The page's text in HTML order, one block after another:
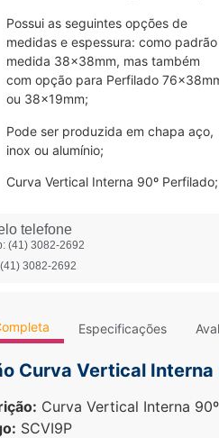
Possui as seguintes opções de
medidas e espessura: como padrão
medida 38x38mm, mas também
com opção para Perfilado
ou 38x19mm;
Pode ser produzida em chapa aço,
inox ou alumínio;
Curva Vertical Interna 90º Perfilado;
telefone
(41) 3082-2692
3082-2692
Especificações
Curva Vertical
Curva Vertical Interna
SCVI9P